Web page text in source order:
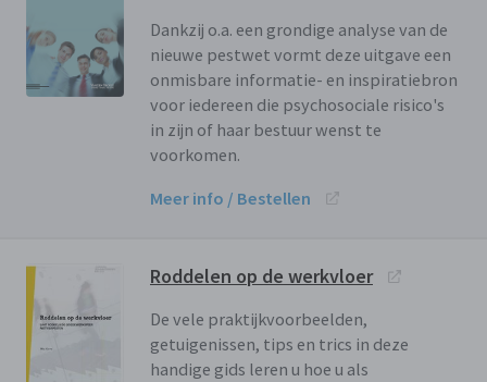
Dankzij o.a. een grondige analyse van de
nieuwe pestwet vormt deze uitgave een
onmisbare informatie- en inspiratiebron
voor iedereen die psychosociale risico's
in zijn of haar bestuur wenst te
voorkomen.
Meer info / Bestellen
Roddelen op de werkvloer
De vele praktijkvoorbeelden,
getuigenissen, tips en trics in deze
handige gids leren u hoe u als